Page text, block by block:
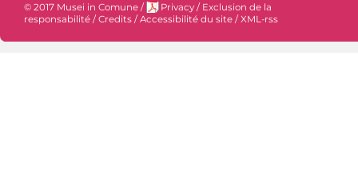
© 2017 Musei in Comune / Privacy / Exclusion de la
responsabilité /Credits /Accessibilité du site /XML-rss